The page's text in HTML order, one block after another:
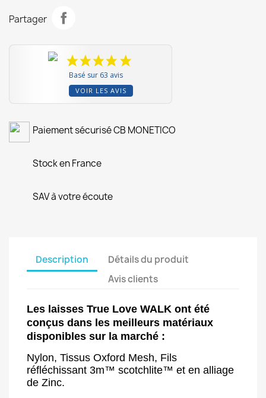
Partager
Basé sur 63 avis
VOIR LES AVIS
Paiement sécurisé CB MONETICO
Stock en France
SAV à votre écoute
Description
Détails du produit
Avis clients
Les laisses True Love WALK ont été
conçus dans les meilleurs matériaux
disponibles sur la marché :
Nylon, Tissus Oxford Mesh, Fils
réfléchissant 3m™ scotchlite™ et en alliage
de Zinc.